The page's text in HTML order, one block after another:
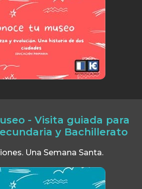
- Visita guiada para
y Bachillerato
Una Semana Santa.